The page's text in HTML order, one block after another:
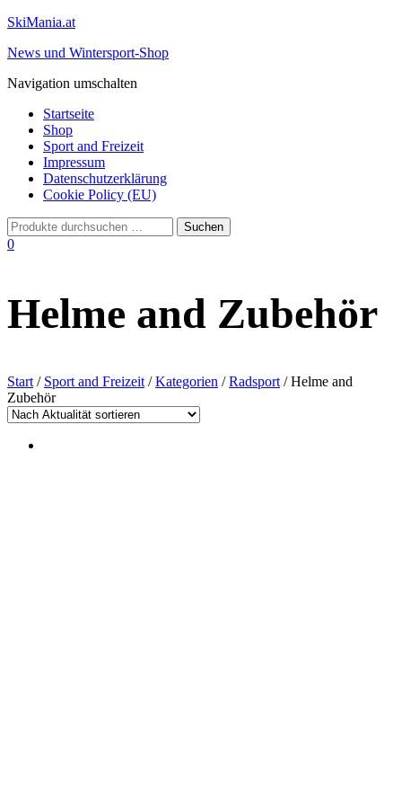
SkiMania.at
News und Wintersport-Shop
Navigation umschalten
Startseite
Shop
Sport and Freizeit
Impressum
Datenschutzerklärung
Cookie Policy (EU)
0
Helme and Zubehör
Start / Sport and Freizeit /Kategorien /Radsport / Helme and
Zubehör